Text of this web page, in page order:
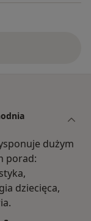
dużym
porad:
dziecięca,